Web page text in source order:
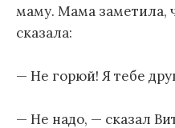
маму. Мама заметила,
сказала:
— Не горюй! Я тебе
— Не надо, — сказал